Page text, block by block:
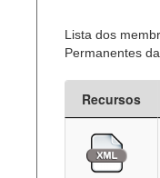
Lista dos
Permanentes
Recursos